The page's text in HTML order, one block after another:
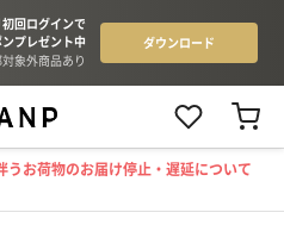
うお荷物のお届け停止・遅延について